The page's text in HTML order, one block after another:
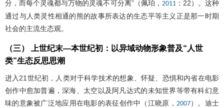
分，而每个灵魂都与万物的灵魂不可分离”（佩珀， 2011 ：22）。这种
通过与人类灵性相通的熊的故事所表达的生态平等主义正是那一时期
社会的主流生态观。
（三） 上世纪末—本世纪初：以异域动物形象普及“人世
类”生态反思思潮
进入21世纪初，人类对于科学技术的想象、怀疑、恐惧和内省在电影
创作中愈加普遍，深海、太空以及阿凡达式的未知世界等带有科幻意
味的意象被广泛地应用在电影的表征创作中（江晓原， 2007）。迪士